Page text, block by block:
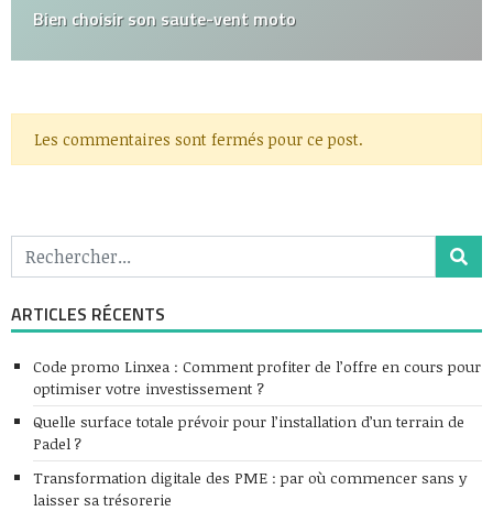
Bien choisir son saute-vent moto
Les commentaires sont fermés pour ce post.
ARTICLES RÉCENTS
Code promo Linxea : Comment profiter de l’offre en cours pour
optimiser votre investissement ?
Quelle surface totale prévoir pour l’installation d’un terrain de
Padel ?
Transformation digitale des PME : par où commencer sans y
laisser sa trésorerie